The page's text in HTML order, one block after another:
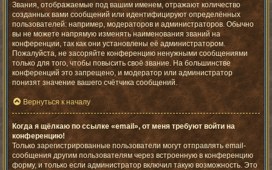
Звания, отображаемые под вашим именем, отражают количество
созданных вами сообщений или идентифицируют определённых
пользователей: например, модераторов и администраторов. Обычно
вы не можете напрямую изменять наименования званий на
конференции, так как они установлены её администратором.
Пожалуйста, не засоряйте конференцию ненужными сообщениями
только для того, чтобы повысить своё звание. На большинстве
конференций это запрещено, и модератор или администратор
понизят значение вашего счётчика сообщений.
Вернуться к началу
Когда я щёлкаю по ссылке «email», от меня требуют войти на
конференцию!
Только зарегистрированные пользователи могут отправлять email-
сообщения другим пользователям через встроенную в конференцию
форму, и только если администратор включил такую возможность. Это